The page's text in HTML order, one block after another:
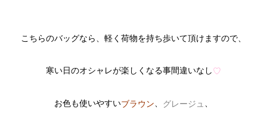
こちらのバッグなら、軽く荷物を持ち歩いて頂けますので、
寒い日のオシャレが楽しくなる事間違いなし♡
お色も使いやすいブラウン、 グレージュ、